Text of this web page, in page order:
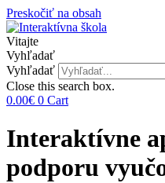
Preskočiť na obsah
Vitajte
Vyhľadať
Vyhľadať
Close this search box.
0.00€ 0 Cart
Interaktívne
podporu